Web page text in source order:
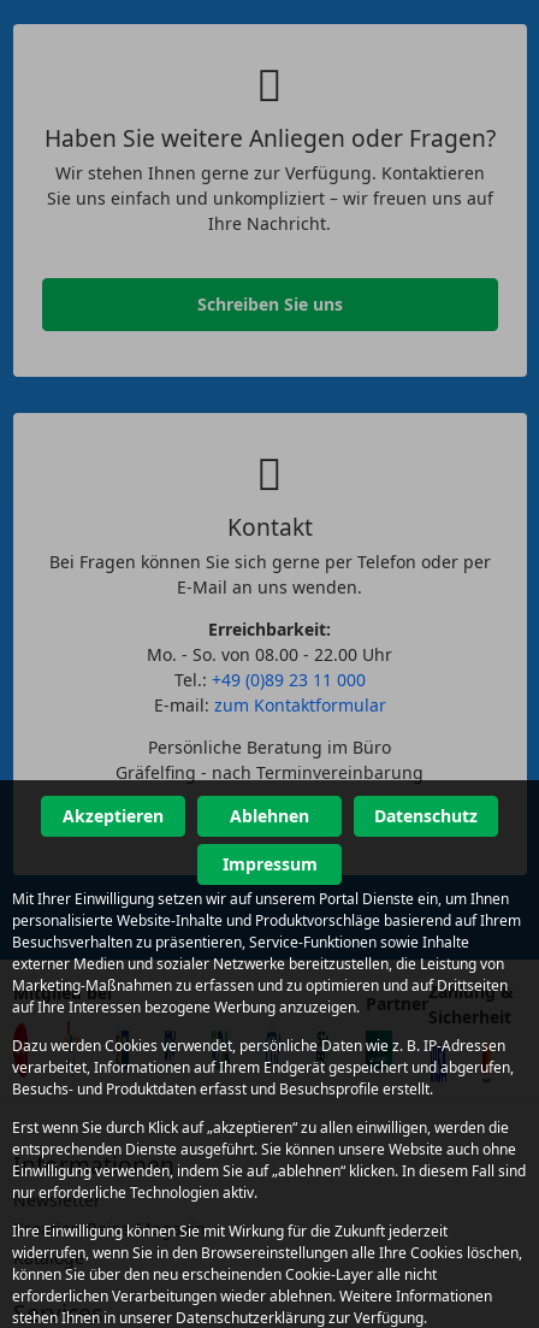
Haben Sie weitere Anliegen oder Fragen?
Wir stehen Ihnen gerne zur Verfügung. Kontaktieren
Sie uns einfach und unkompliziert – wir freuen uns auf
Ihre Nachricht.
Schreiben Sie uns
Kontakt
Bei Fragen können Sie sich gerne per Telefon oder per
E-Mail an uns wenden.
Erreichbarkeit:
Mo. - So. von 08.00 - 22.00 Uhr
Tel.: +49 (0)89 23 11 000
E-mail: zum Kontaktformular
Persönliche Beratung im Büro
Gräfelfing - nach Terminvereinbarung
Mitglied bei Partner
Zahlung &
Sicherheit
Informationen
Newsletter
Kroatien Reise-Magazin
Kataloge
Services
Akzeptieren Ablehnen Datenschutz
Impressum
Mit Ihrer Einwilligung setzen wir auf unserem Portal Dienste ein, um Ihnen
personalisierte Website-Inhalte und Produktvorschläge basierend auf Ihrem
Besuchsverhalten zu präsentieren, Service-Funktionen sowie Inhalte
externer Medien und sozialer Netzwerke bereitzustellen, die Leistung von
Marketing-Maßnahmen zu erfassen und zu optimieren und auf Drittseiten
auf Ihre Interessen bezogene Werbung anzuzeigen.
Dazu werden Cookies verwendet, persönliche Daten wie z. B. IP-Adressen
verarbeitet, Informationen auf Ihrem Endgerät gespeichert und abgerufen,
Besuchs- und Produktdaten erfasst und Besuchsprofile erstellt.
Erst wenn Sie durch Klick auf „akzeptieren“ zu allen einwilligen, werden die
entsprechenden Dienste ausgeführt. Sie können unsere Website auch ohne
Einwilligung verwenden, indem Sie auf „ablehnen“ klicken. In diesem Fall sind
nur erforderliche Technologien aktiv.
Ihre Einwilligung können Sie mit Wirkung für die Zukunft jederzeit
widerrufen, wenn Sie in den Browsereinstellungen alle Ihre Cookies löschen,
können Sie über den neu erscheinenden Cookie-Layer alle nicht
erforderlichen Verarbeitungen wieder ablehnen. Weitere Informationen
stehen Ihnen in unserer Datenschutzerklärung zur Verfügung.